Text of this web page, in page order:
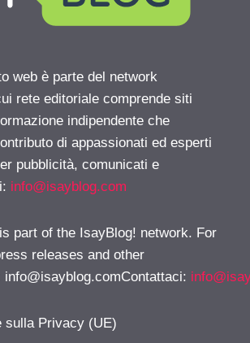
web è parte del network
rete editoriale comprende siti
indipendente che
di appassionati ed esperti
pubblicità, comunicati e
info@isayblog.com
part of the IsayBlog! network. For
releases and other
info@isayblog.comContattaci:
sulla Privacy (UE)